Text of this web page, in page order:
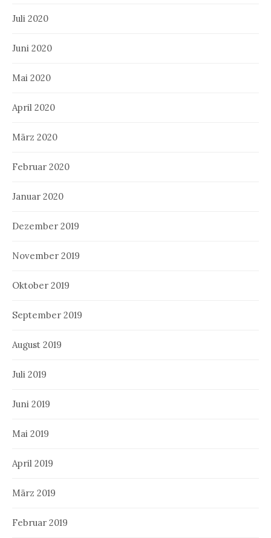
Juli 2020
Juni 2020
Mai 2020
April 2020
März 2020
Februar 2020
Januar 2020
Dezember 2019
November 2019
Oktober 2019
September 2019
August 2019
Juli 2019
Juni 2019
Mai 2019
April 2019
März 2019
Februar 2019